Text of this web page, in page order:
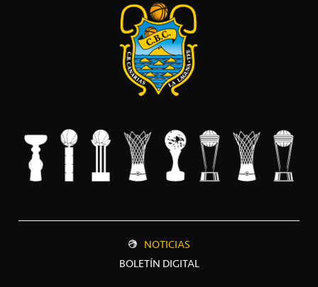
NOTICIAS
BOLETÍN DIGITAL